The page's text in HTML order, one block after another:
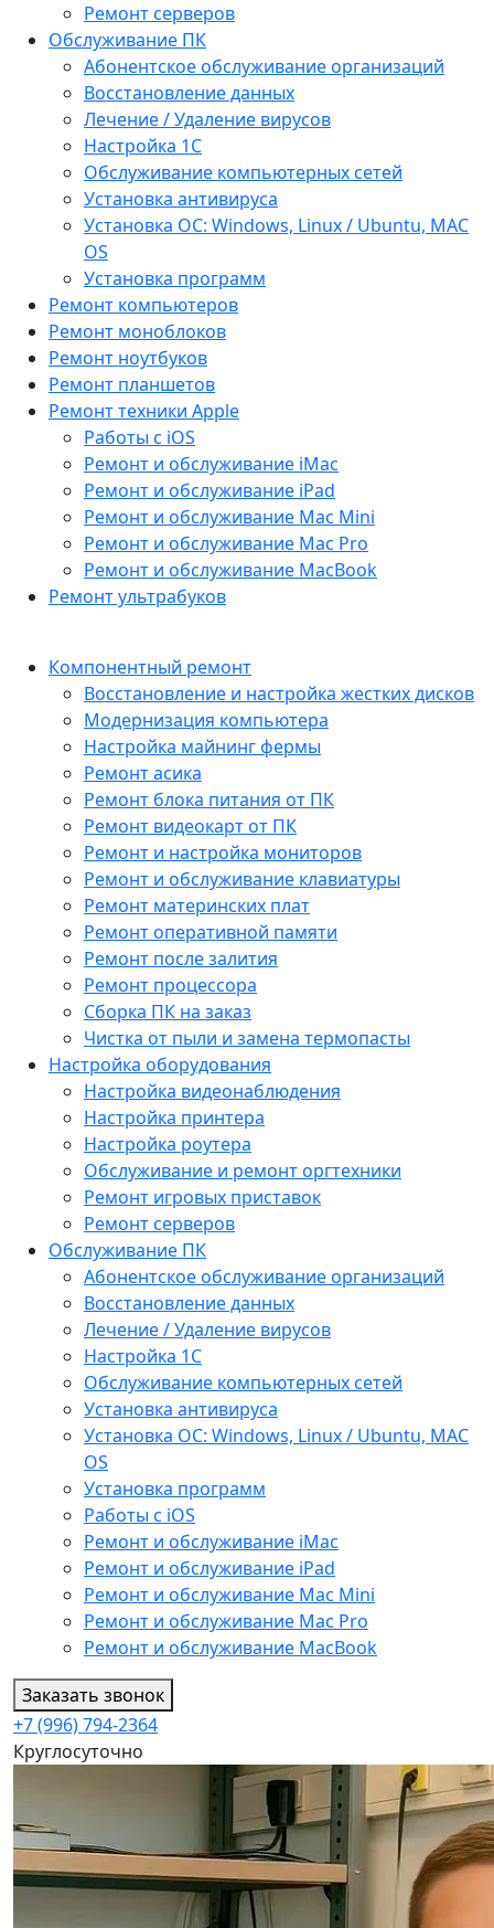
Ремонт серверов
Обслуживание ПК
Абонентское обслуживание организаций
Восстановление данных
Лечение / Удаление вирусов
Настройка 1С
Обслуживание компьютерных сетей
Установка антивируса
Установка ОС: Windows, Linux / Ubuntu, МАС
OS
Установка программ
Ремонт компьютеров
Ремонт моноблоков
Ремонт ноутбуков
Ремонт планшетов
Ремонт техники Apple
Работы с iOS
Ремонт и обслуживание iMac
Ремонт и обслуживание iPad
Ремонт и обслуживание Mac Mini
Ремонт и обслуживание Mac Pro
Ремонт и обслуживание MacBook
Ремонт ультрабуков
Компонентный ремонт
Восстановление и настройка жестких дисков
Модернизация компьютера
Настройка майнинг фермы
Ремонт асика
Ремонт блока питания от ПК
Ремонт видеокарт от ПК
Ремонт и настройка мониторов
Ремонт и обслуживание клавиатуры
Ремонт материнских плат
Ремонт оперативной памяти
Ремонт после залития
Ремонт процессора
Сборка ПК на заказ
Чистка от пыли и замена термопасты
Настройка оборудования
Настройка видеонаблюдения
Настройка принтера
Настройка роутера
Обслуживание и ремонт оргтехники
Ремонт игровых приставок
Ремонт серверов
Обслуживание ПК
Абонентское обслуживание организаций
Восстановление данных
Лечение / Удаление вирусов
Настройка 1С
Обслуживание компьютерных сетей
Установка антивируса
Установка ОС: Windows, Linux / Ubuntu, МАС
OS
Установка программ
Работы с iOS
Ремонт и обслуживание iMac
Ремонт и обслуживание iPad
Ремонт и обслуживание Mac Mini
Ремонт и обслуживание Mac Pro
Ремонт и обслуживание MacBook
Заказать звонок
+7 (996) 794-2364
Круглосуточно